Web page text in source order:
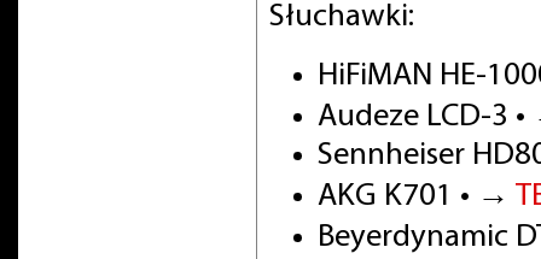
Słuchawki:
HiFiMAN HE-
Audeze LCD-3
Sennheiser
AKG K701 • →
Beyerdynamic